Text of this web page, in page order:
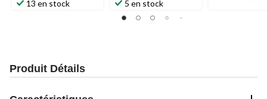
sur
13 en stock
sur
5.
5 en stock
Produit Détails